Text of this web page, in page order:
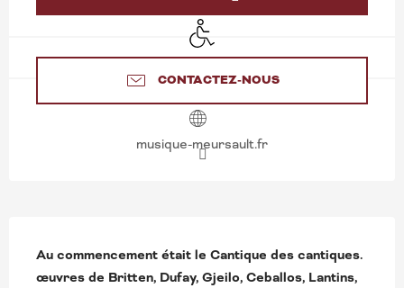
Accès handicapés
CONTACTEZ-NOUS
musique-meursault.fr
DESCRIPTION
Au commencement était le Cantique des cantiques.
œuvres de Britten, Dufay, Gjeilo, Ceballos, Lantins,